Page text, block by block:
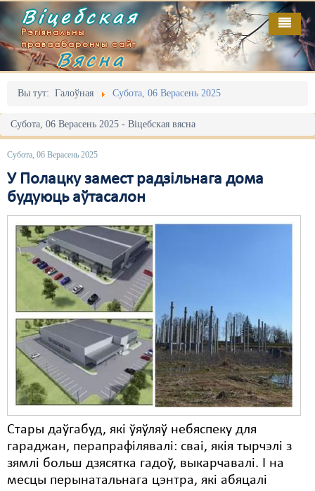
Віцебская
Рэгіянальны
праваабарончы сайт
Вясна
Вы тут: Галоўная Субота, 06 Верасень 2025
Субота, 06 Верасень 2025 - Віцебская вясна
Субота, 06 Верасень 2025
У Полацку замест радзільнага дома
будуюць аўтасалон
Стары даўгабуд, які ўяўляў небяспеку для
гараджан, перапрафілявалі: сваі, якія тырчэлі з
зямлі больш дзясятка гадоў, выкарчавалі. І на
месцы перынатальнага цэнтра, які абяцалі
Галоўная
Адміністрацыйны перасьлед
Акцыі
Выбары
Грамадзянскія ініцыятывы
Дзяржава
Дыскрымінацыя
Затрыманьні
Карная псыхіятрыя
КПЧ ААН
Культурныя правы
ЛПП
Мігранты
Мірныя сходы
Палітвязьні
Выданьні
Відэа
Пра нас
RSS